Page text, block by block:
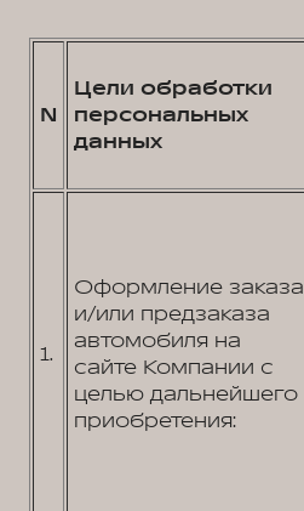
N
Цели обработки
персональных
данных
1.
Оформление заказа
и/или предзаказа
автомобиля на
сайте Компании с
целью дальнейшего
приобретения: